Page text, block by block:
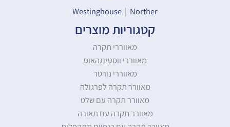
Westinghouse | Norther
קטגוריות מוצרים
מאווררי תקרה
מאווררי ווסטינגהאוס
מאווררי נורטר
מאוורר תקרה לפרגולה
מאוורר תקרה עם שלט
מאוורר תקרה עם תאורה